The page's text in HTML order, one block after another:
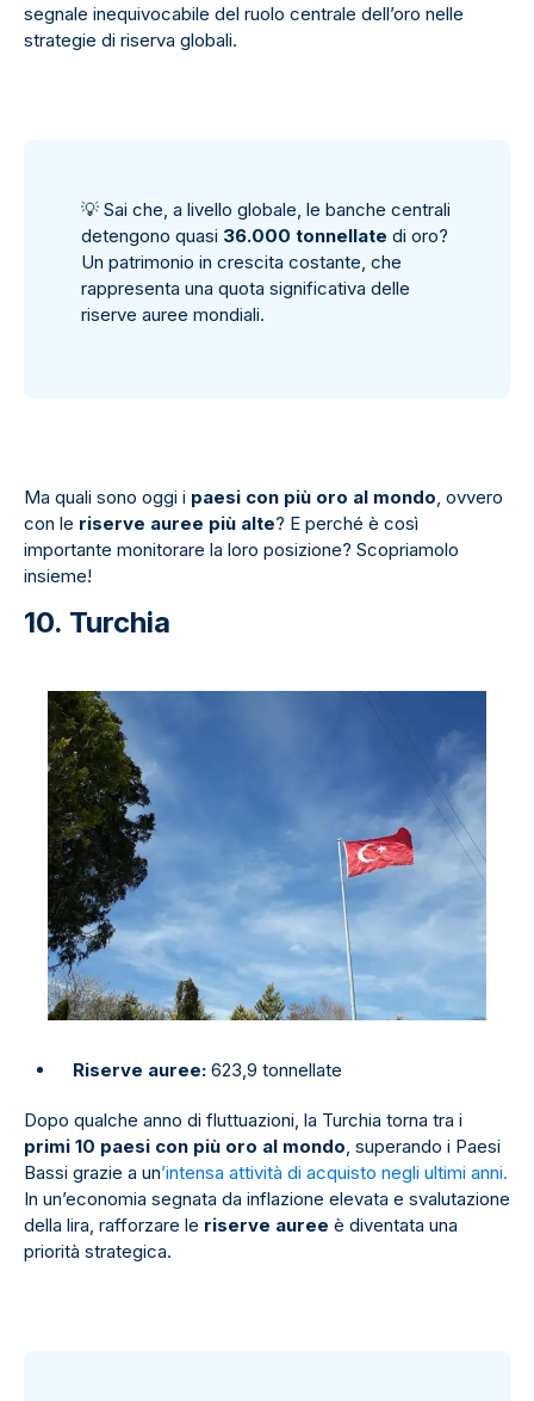
segnale inequivocabile del ruolo centrale dell’oro nelle
strategie di riserva globali.
💡 Sai che, a livello globale, le banche centrali
detengono quasi 36.000 tonnellate di oro?
Un patrimonio in crescita costante, che
rappresenta una quota significativa delle
riserve auree mondiali.
Ma quali sono oggi i paesi con più oro al mondo , ovvero
con le riserve auree più alte? E perché è così
importante monitorare la loro posizione? Scopriamolo
insieme!
10. Turchia
Riserve auree: 623,9 tonnellate
Dopo qualche anno di fluttuazioni, la Turchia torna tra i
primi 10 paesi con più oro al mondo , superando i Paesi
Bassi grazie a un’intensa attività di acquisto negli ultimi anni.
In un’economia segnata da inflazione elevata e svalutazione
della lira, rafforzare le riserve auree è diventata una
priorità strategica.